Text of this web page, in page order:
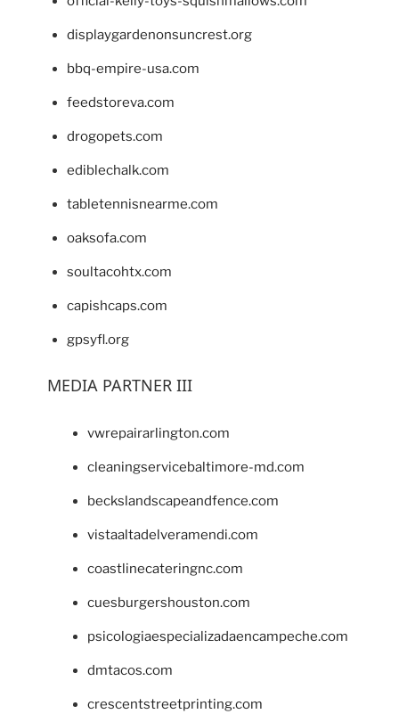
displaygardenonsuncrest.org
bbq-empire-usa.com
feedstoreva.com
drogopets.com
ediblechalk.com
tabletennisnearme.com
oaksofa.com
soultacohtx.com
capishcaps.com
gpsyfl.org
MEDIA PARTNER III
vwrepairarlington.com
cleaningservicebaltimore-md.com
beckslandscapeandfence.com
vistaaltadelveramendi.com
coastlinecateringnc.com
cuesburgershouston.com
psicologiaespecializadaencampeche.com
dmtacos.com
crescentstreetprinting.com